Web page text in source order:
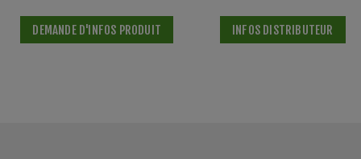
DEMANDE D'INFOS PRODUIT INFOS DISTRIBUTEUR